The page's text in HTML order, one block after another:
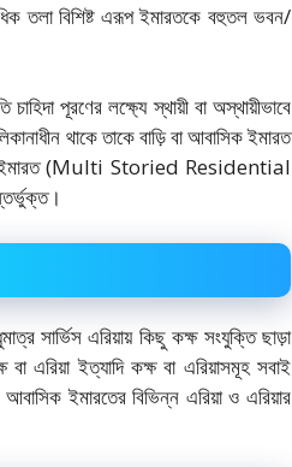
তলা বিশিষ্ট এরূপ ইমারতকে বহুতল ভবন/
পূরণের লক্ষ্যে স্থায়ী বা অস্থায়ীভাবে
থাকে তাকে বাড়ি বা আবাসিক ইমারত
ইমারত (Multi Storied Residential
সার্ভিস এরিয়ায় কিছু কক্ষ সংযুক্তি ছাড়া
এরিয়া ইত্যাদি কক্ষ বা এরিয়াসমূহ সবাই
ইমারতের বিভিন্ন এরিয়া ও এরিয়ার